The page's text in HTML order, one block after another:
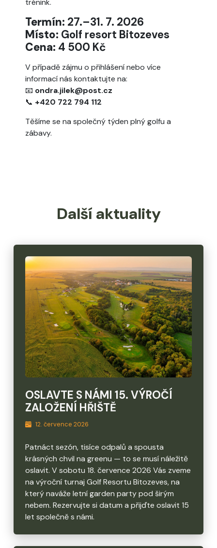
trénink.
Termín: 27.–31. 7. 2026
Místo: Golf resort Bitozeves
Cena: 4 500 Kč
V případě zájmu o přihlášení nebo více
informací nás kontaktujte na:
📧 ondra.jilek@post.cz
📞 +420 722 794 112
Těšíme se na společný týden plný golfu a
zábavy.
Další aktuality
OSLAVTE S NÁMI 15. VÝROČÍ
ZALOŽENÍ HŘIŠTĚ
12. července 2026
Patnáct sezón, tisíce odpalů a spousta
krásných chvil na greenu — to se musí náležitě
oslavit. V sobotu 18. července 2026 Vás zveme
na výroční turnaj Golf Resortu Bitozeves, na
který naváže letní garden party pod širým
nebem. Rezervujte si datum a přijďte oslavit 15
let společně s námi.